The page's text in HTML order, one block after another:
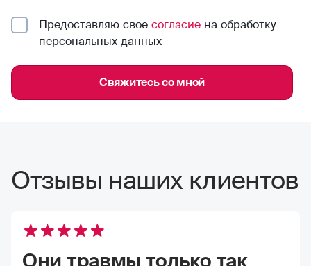
Предоставляю свое согласие на обработку
персональных данных
Свяжитесь со мной
Отзывы наших клиентов
Они травмы только так